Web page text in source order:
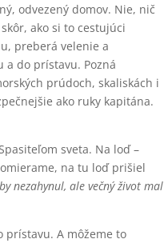
odvezený domov. Nie, nič
ako si to cestujúci
preberá velenie a
a do prístavu. Pozná
prúdoch, skaliskách i
ako ruky kapitána.
sveta. Na loď –
na tu loď prišiel
nezahynul, ale večný život mal
prístavu. A môžeme to